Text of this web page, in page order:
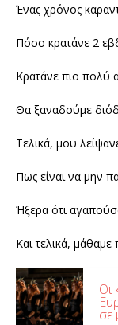
Ένας χρόνος
Πόσο κρατάνε 2
Κρατάνε πιο πολύ
Θα ξαναδούμε
Τελικά, μου
Πως είναι να μην
Ήξερα ότι
Και τελικά,
Οι
σε